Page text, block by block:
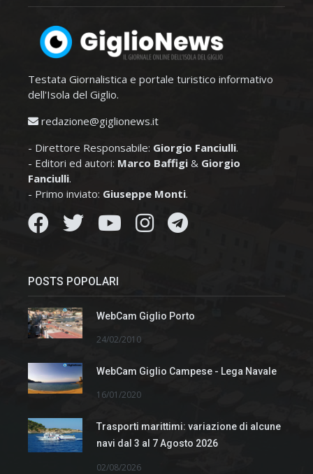
Testata Giornalistica e portale turistico informativo
dell'Isola del Giglio.
redazione@giglionews.it
- Direttore Responsabile: Giorgio Fanciulli.
- Editori ed autori: Marco Baffigi & Giorgio
Fanciulli.
- Primo inviato: Giuseppe Monti.
POSTS POPOLARI
WebCam Giglio Porto
24/02/2010
WebCam Giglio Campese - Lega Navale
16/01/2020
Trasporti marittimi: variazione di alcune
navi dal 3 al 7 Agosto 2026
02/08/2026